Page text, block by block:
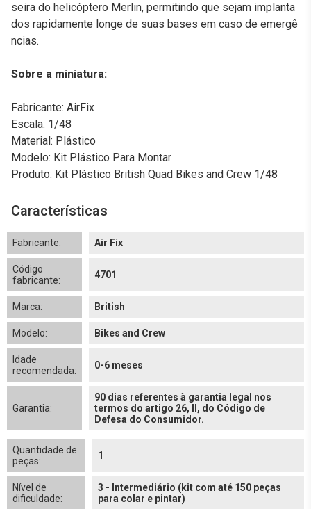
seira do helicóptero Merlin, permitindo que sejam implanta
dos rapidamente longe de suas bases em caso de emergê
ncias.
Sobre a miniatura:
Fabricante: AirFix
Escala: 1/48
Material: Plástico
Modelo: Kit Plástico Para Montar
Produto: Kit Plástico British Quad Bikes and Crew 1/48
Características
Fabricante: Air Fix
Código
fabricante:
4701
Marca: British
Modelo: Bikes and Crew
Idade
recomendada:
0-6 meses
Garantia:
90 dias referentes à garantia legal nos
termos do artigo 26, II, do Código de
Defesa do Consumidor.
Quantidade de
peças:
1
Nível de
dificuldade:
3 - Intermediário (kit com até 150 peças
para colar e pintar)